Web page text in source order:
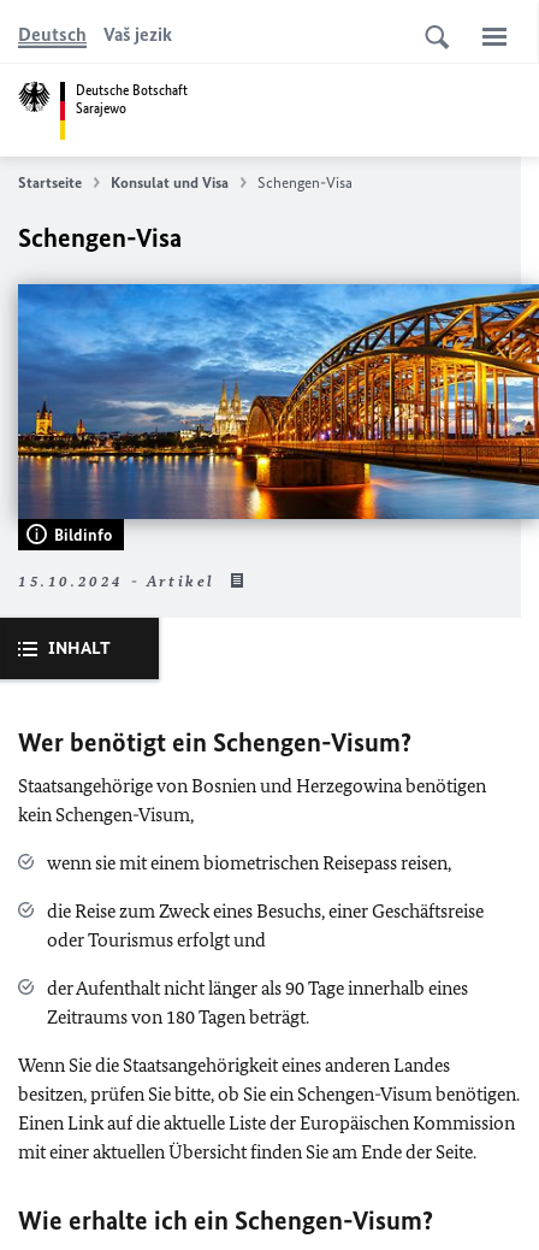
Deutsche Botschaft
Sarajewo
Deutsch Vaš jezik
Startseite Konsulat und Visa Schengen-Visa
Schengen-Visa
Bildinfo
15.10.2024 - Artikel
INHALT
Wer benötigt ein Schengen-Visum?
Staatsangehörige von Bosnien und Herzegowina benötigen
kein Schengen-Visum,
wenn sie mit einem biometrischen Reisepass reisen,
die Reise zum Zweck eines Besuchs, einer Geschäftsreise
oder Tourismus erfolgtund
der Aufenthalt nicht länger als 90 Tage innerhalb eines
Zeitraums von 180 Tagen beträgt.
Wenn Sie die Staatsangehörigkeit eines anderen Landes
besitzen, prüfen Sie bitte, ob Sie ein Schengen-Visum benötigen.
Einen Link auf die aktuelle Liste der Europäischen Kommission
mit einer aktuellen Übersicht finden Sie am Ende der Seite.
Wie erhalte ich ein Schengen-Visum?